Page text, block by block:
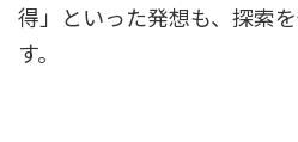
得」といった発想も、探索
す。